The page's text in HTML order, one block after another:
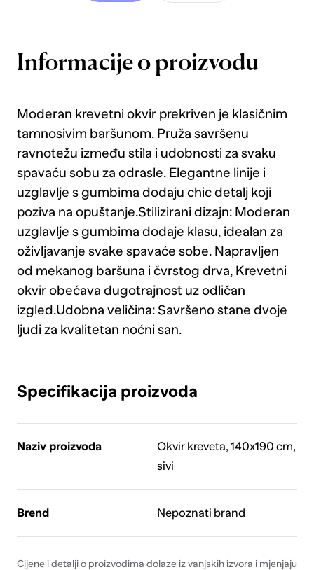
Informacije o proizvodu
Moderan krevetni okvir prekriven je klasičnim
tamnosivim baršunom. Pruža savršenu
ravnotežu između stila i udobnosti za svaku
spavaću sobu za odrasle. Elegantne linije i
uzglavlje s gumbima dodaju chic detalj koji
poziva na opuštanje.Stilizirani dizajn: Moderan
uzglavlje s gumbima dodaje klasu, idealan za
oživljavanje svake spavaće sobe. Napravljen
od mekanog baršuna i čvrstog drva, Krevetni
okvir obećava dugotrajnost uz odličan
izgled.Udobna veličina: Savršeno stane dvoje
ljudi za kvalitetan noćni san.
Specifikacija proizvoda
Naziv proizvoda
Okvir kreveta, 140x190 cm,
sivi
Brend Nepoznati brand
Cijene i detalji o proizvodima dolaze iz vanjskih izvora i mjenjaju